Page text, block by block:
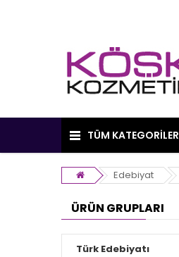
TÜM KATEGORİLER
Edebiyat
ÜRÜN GRUPLARI
Türk Edebiyatı